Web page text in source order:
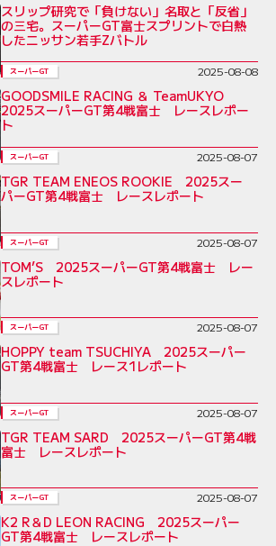
スリップ研究で「負けない」名取と「反省」
の三宅。スーパーGT富士スプリントで白熱
したニッサン若手Zバトル
スーパーGT 2025-08-08
GOODSMILE RACING ＆ TeamUKYO
2025スーパーGT第4戦富士 レースレポー
ト
スーパーGT 2025-08-07
TGR TEAM ENEOS ROOKIE 2025スー
パーGT第4戦富士 レースレポート
スーパーGT 2025-08-07
TOM’S 2025スーパーGT第4戦富士 レー
スレポート
スーパーGT 2025-08-07
HOPPY team TSUCHIYA 2025スーパー
GT第4戦富士 レース1レポート
スーパーGT 2025-08-07
TGR TEAM SARD 2025スーパーGT第4戦
富士 レースレポート
スーパーGT 2025-08-07
K2 R＆D LEON RACING 2025スーパー
GT第4戦富士 レースレポート